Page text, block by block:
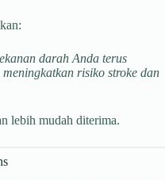
darah Anda terus
risiko stroke dan
lebih mudah diterima.